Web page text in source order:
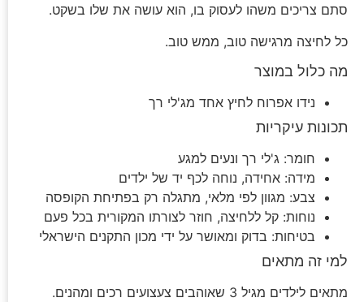
סתם צריכים משהו לעסוק בו, הוא עושה את שלו בשקט.
כל לחיצה מרגישה טוב, ממש טוב.
מה כלול במוצר
נידו אפרוח לחיץ אחד מג'לי רך
תכונות עיקריות
חומר: ג'לי רך ונעים למגע
מידה: אחידה, נוחה לכף יד של ילדים
צבע: מגוון לפי מלאי, מתגלה רק בפתיחת הקופסה
נוחות: קל ללחיצה, חוזר לצורתו המקורית בכל פעם
בטיחות: בדוק ומאושר על ידי מכון התקנים הישראלי
למי זה מתאים
מתאים לילדים מגיל 3 שאוהבים צעצועים רכים ומהנים.